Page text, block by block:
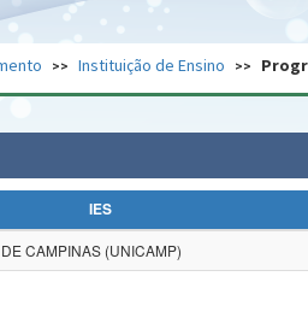
Banco Central do Brasil
Instituição de Ensino
IES
CAMPINAS (UNICAMP)